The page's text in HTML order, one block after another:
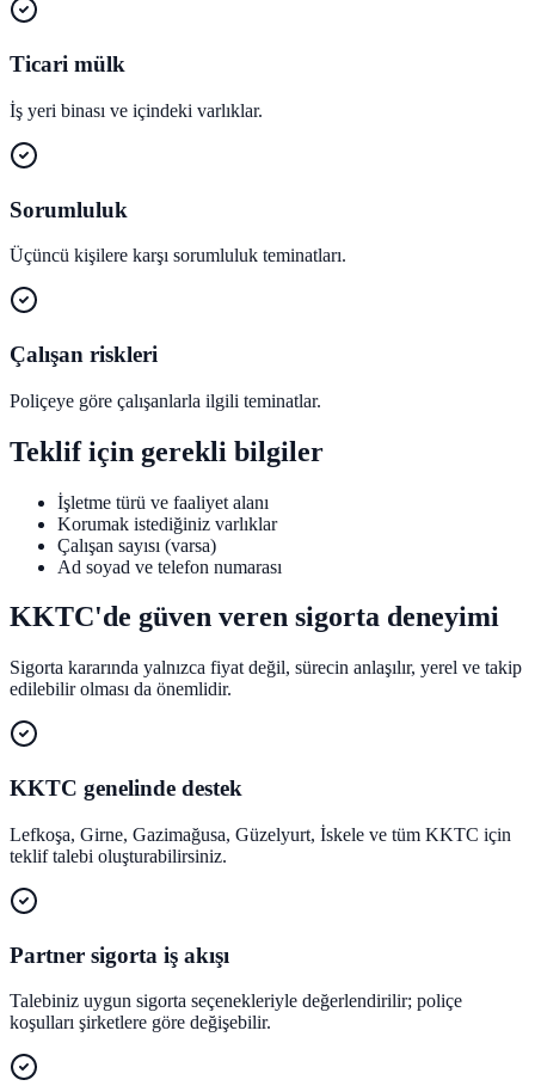
Ticari mülk
İş yeri binası ve içindeki varlıklar.
Sorumluluk
Üçüncü kişilere karşı sorumluluk teminatları.
Çalışan riskleri
Poliçeye göre çalışanlarla ilgili teminatlar.
Teklif için gerekli bilgiler
İşletme türü ve faaliyet alanı
Korumak istediğiniz varlıklar
Çalışan sayısı (varsa)
Ad soyad ve telefon numarası
KKTC'de güven veren sigorta deneyimi
Sigorta kararında yalnızca fiyat değil, sürecin anlaşılır, yerel ve takip
edilebilir olması da önemlidir.
KKTC genelinde destek
Lefkoşa, Girne, Gazimağusa, Güzelyurt, İskele ve tüm KKTC için
teklif talebi oluşturabilirsiniz.
Partner sigorta iş akışı
Talebiniz uygun sigorta seçenekleriyle değerlendirilir; poliçe
koşulları şirketlere göre değişebilir.